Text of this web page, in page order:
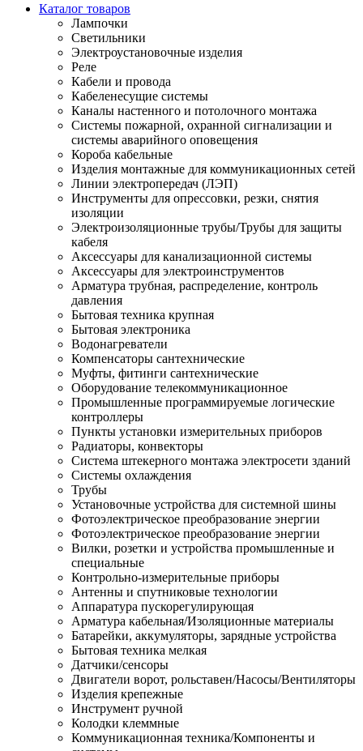
Каталог товаров
Лампочки
Светильники
Электроустановочные изделия
Реле
Кабели и провода
Кабеленесущие системы
Каналы настенного и потолочного монтажа
Системы пожарной, охранной сигнализации и
системы аварийного оповещения
Короба кабельные
Изделия монтажные для коммуникационных сетей
Линии электропередач (ЛЭП)
Инструменты для опрессовки, резки, снятия
изоляции
Электроизоляционные трубы/Трубы для защиты
кабеля
Аксессуары для канализационной системы
Аксессуары для электроинструментов
Арматура трубная, распределение, контроль
давления
Бытовая техника крупная
Бытовая электроника
Водонагреватели
Компенсаторы сантехнические
Муфты, фитинги сантехнические
Оборудование телекоммуникационное
Промышленные программируемые логические
контроллеры
Пункты установки измерительных приборов
Радиаторы, конвекторы
Система штекерного монтажа электросети зданий
Системы охлаждения
Трубы
Установочные устройства для системной шины
Фотоэлектрическое преобразование энергии
Фотоэлектрическое преобразование энергии
Вилки, розетки и устройства промышленные и
специальные
Контрольно-измерительные приборы
Антенны и спутниковые технологии
Аппаратура пускорегулирующая
Арматура кабельная/Изоляционные материалы
Батарейки, аккумуляторы, зарядные устройства
Бытовая техника мелкая
Датчики/сенсоры
Двигатели ворот, рольставен/Насосы/Вентиляторы
Изделия крепежные
Инструмент ручной
Колодки клеммные
Коммуникационная техника/Компоненты и